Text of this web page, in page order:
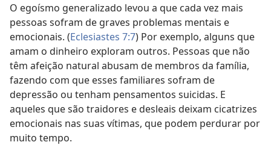
O egoísmo generalizado levou a que cada vez mais
pessoas sofram de graves problemas mentais e
emocionais. (Eclesiastes 7:7) Por exemplo, alguns que
amam o dinheiro exploram outros. Pessoas que não
têm afeição natural abusam de membros da família,
fazendo com que esses familiares sofram de
depressão ou tenham pensamentos suicidas. E
aqueles que são traidores e desleais deixam cicatrizes
emocionais nas suas vítimas, que podem perdurar por
muito tempo.